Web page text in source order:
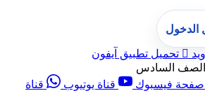
 تحميل تطبيق آيفون
السادس
فيسبوك قناة يوتيوب
قناة